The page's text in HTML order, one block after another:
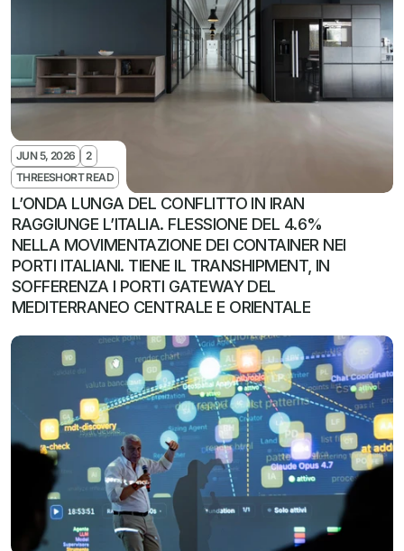
JUN 5, 2026
2
THREESHORT READ
L’ONDA LUNGA DEL CONFLITTO IN IRAN
RAGGIUNGE L’ITALIA. FLESSIONE DEL 4.6%
NELLA MOVIMENTAZIONE DEI CONTAINER NEI
PORTI ITALIANI. TIENE IL TRANSHIPMENT, IN
SOFFERENZA I PORTI GATEWAY DEL
MEDITERRANEO CENTRALE E ORIENTALE